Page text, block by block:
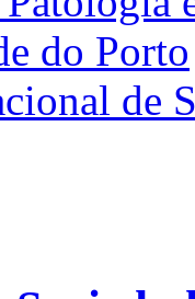
do Porto
de